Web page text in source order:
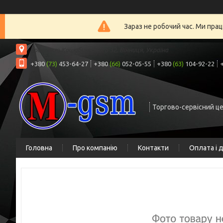
Зараз не робочий час. Ми
проспект Коцюбинського 32, Вінниця, Україна
+380(73) 453-64-27 +380(66) 052-05-55 +380 (63) 104-92-22
Торгово-сервісний
Головна Про компанію Контакти Оплата і